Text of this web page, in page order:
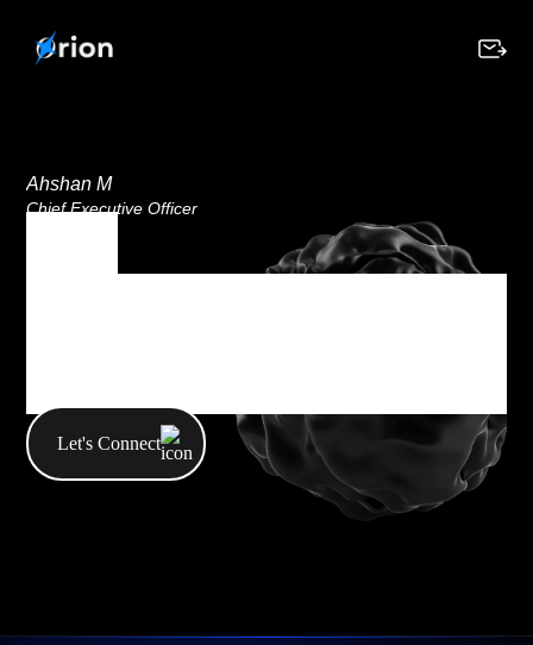
Ahshan M
Chief Executive Officer
Let's Connect